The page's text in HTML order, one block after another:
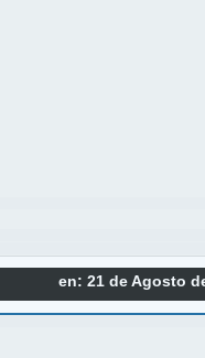
en: 21 de Agosto